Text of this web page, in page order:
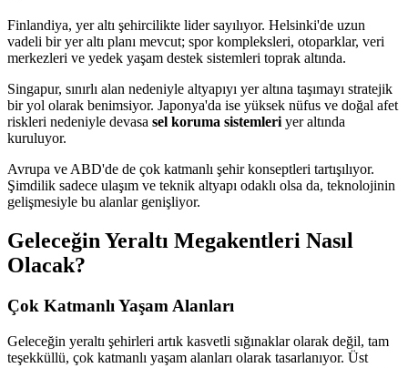
Finlandiya, yer altı şehircilikte lider sayılıyor. Helsinki'de uzun
vadeli bir yer altı planı mevcut; spor kompleksleri, otoparklar, veri
merkezleri ve yedek yaşam destek sistemleri toprak altında.
Singapur, sınırlı alan nedeniyle altyapıyı yer altına taşımayı stratejik
bir yol olarak benimsiyor. Japonya'da ise yüksek nüfus ve doğal afet
riskleri nedeniyle devasa sel koruma sistemleri yer altında
kuruluyor.
Avrupa ve ABD'de de çok katmanlı şehir konseptleri tartışılıyor.
Şimdilik sadece ulaşım ve teknik altyapı odaklı olsa da, teknolojinin
gelişmesiyle bu alanlar genişliyor.
Geleceğin Yeraltı Megakentleri Nasıl
Olacak?
Çok Katmanlı Yaşam Alanları
Geleceğin yeraltı şehirleri artık kasvetli sığınaklar olarak değil, tam
teşekküllü, çok katmanlı yaşam alanları olarak tasarlanıyor. Üst